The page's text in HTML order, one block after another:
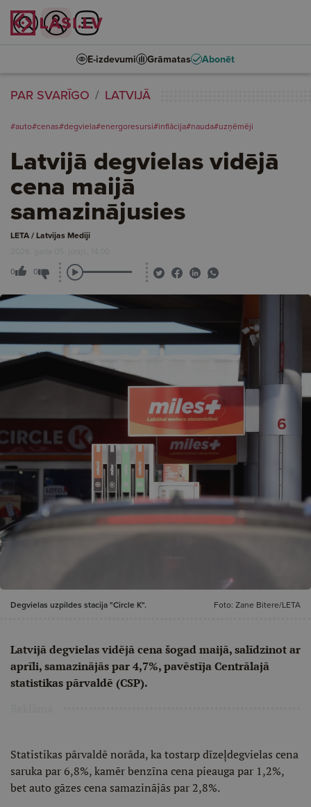
E-izdevumi Grāmatas Abonēt
PAR SVARĪGO LATVIJĀ
#auto#cenas#degviela#energoresursi#inflācija#nauda#uzņēmēji
Latvijā degvielas vidējā
cena maijā
samazinājusies
LETA / Latvijas Mediji
2026. gada 05. jūnijs, 14:00
0 0
Degvielas uzpildes stacija "Circle K". Foto: Zane Bitere/LETA
Latvijā degvielas vidējā cena šogad maijā, salīdzinot ar
aprīli, samazinājās par 4,7%, pavēstīja Centrālajā
statistikas pārvaldē (CSP).
Statistikas pārvaldē norāda, ka tostarp dīzeļdegvielas cena
saruka par 6,8%, kamēr benzīna cena pieauga par 1,2%,
bet auto gāzes cena samazinājās par 2,8%.